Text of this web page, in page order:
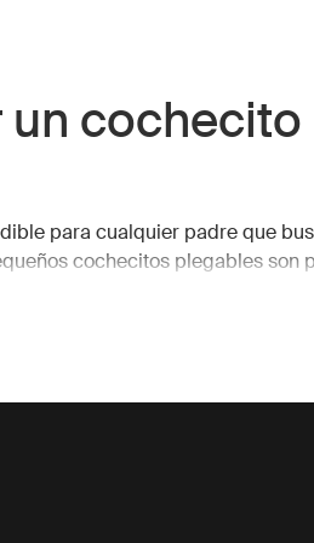
un cochecito
para cualquier padre que
cochecitos plegables son
prácticas, lo que